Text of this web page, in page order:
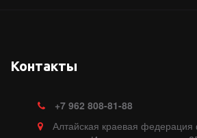
Контакты
+7 962 808-81-88
Алтайская краевая федерация